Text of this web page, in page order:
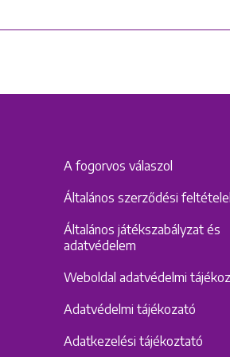
A fogorvos válaszol
Általános szerződési
Általános játékszabályzat és
adatvédelem
Weboldal adatvédelmi
Adatvédelmi tájékozató
Adatkezelési tájékoztató